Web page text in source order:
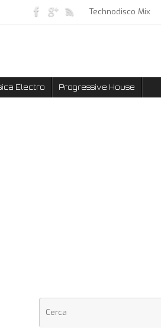
Technodisco Mix
Electro Progressive House